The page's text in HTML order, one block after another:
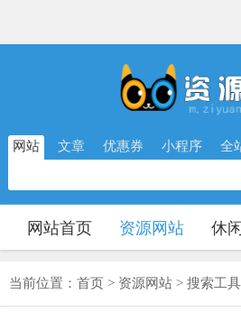
网站 文章 优惠券 小程序 全
网站首页 资源网站 休
当前位置： 首页 > 资源网站 > 搜索工具